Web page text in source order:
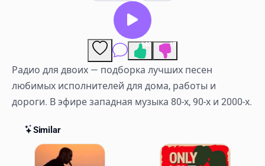
History
Log in
RadioSpinner
Comments
140 17
Радио для двоих — подборка лучших песен
любимых исполнителей для дома, работы и
дороги. В эфире западная музыка 80-х, 90-х и 2000-х.
Similar
Similar Stations